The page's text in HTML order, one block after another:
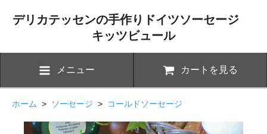
デリカテッセンの手作りドイツソーセージ
キッツビュール
メニュー カートを見る
ホーム > ソーセージ > コールドソーセージ